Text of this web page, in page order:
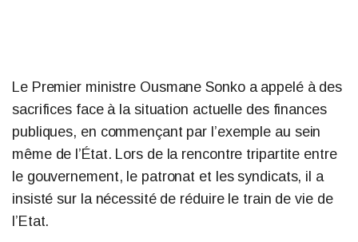
Le Premier ministre Ousmane Sonko a appelé à des
sacrifices face à la situation actuelle des finances
publiques, en commençant par l’exemple au sein
même de l’État. Lors de la rencontre tripartite entre
le gouvernement, le patronat et les syndicats, il a
insisté sur la nécessité de réduire le train de vie de
l’Etat.